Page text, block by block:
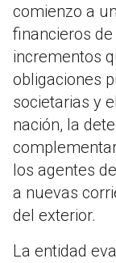
comienzo a
financieros
incrementos
obligaciones
societarias y
nación, la
los agentes
a nuevas
del exterior.
La entidad